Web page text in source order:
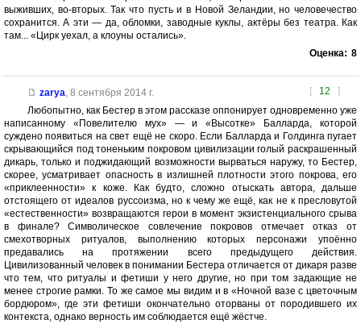
выживших, во-вторых. Так что пусть и в Новой Зеландии, но человечество
сохранится. А эти — да, обломки, заводные куклы, актёры без театра. Как
там... «Цирк уехал, а клоуны остались».
Оценка: 8
[ 12 ]
zarya, 8 сентября 2014 г.
Любопытно, как Бестер в этом рассказе оппонирует одновременно уже
написанному «Повелителю мух» — и «Высотке» Балларда, которой
суждено появиться на свет ещё не скоро. Если Балларда и Голдинга пугает
скрывающийся под тоненьким покровом цивилизации голый раскрашенный
дикарь, только и поджидающий возможности вырваться наружу, то Бестер,
скорее, усматривает опасность в излишней плотности этого покрова, его
«приклеенности» к коже. Как будто, сложно отыскать автора, дальше
отстоящего от идеалов руссоизма, но к чему же ещё, как не к пресловутой
«естественности» возвращаются герои в момент экзистенциального срыва
в финале? Символическое совлечение покровов отмечает отказ от
смехотворных ритуалов, выполнению которых персонажи упоённо
предавались на протяжении всего предыдущего действия.
Цивилизованный человек в понимании Бестера отличается от дикаря разве
что тем, что ритуалы и фетиши у него другие, но при том задающие не
менее строгие рамки. То же самое мы видим и в «Ночной вазе с цветочным
бордюром», где эти фетиши окончательно оторваны от породившего их
контекста, однако верность им соблюдается ещё жёстче.